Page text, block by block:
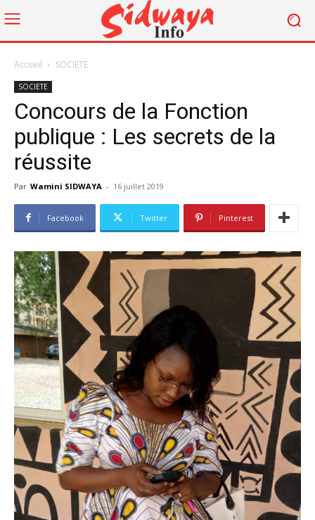
Accueil SOCIETE
SOCIETE
Concours de la Fonction
publique : Les secrets de la
réussite
Par Wamini SIDWAYA - 16 juillet 2019
Facebook Twitter Pinterest